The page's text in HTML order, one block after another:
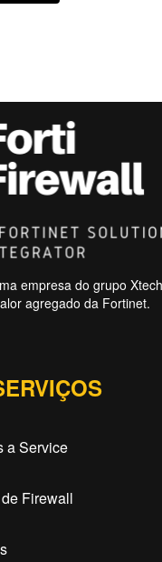
empresa do grupo
agregado da Fortinet.
a Service
Firewall